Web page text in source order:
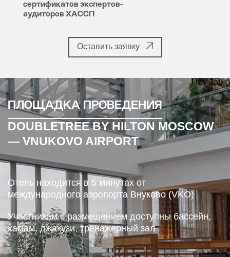
сертификатов экспертов-
аудиторов ХАССП
Оставить заявку
ПЛОЩАДКА ПРОВЕДЕНИЯ
DOUBLETREE BY HILTON MOSCOW
— VNUKOVO AIRPORT
Отель находится в 5 минутах от
международного аэропорта Внуково (VKO)
Участникам с размещением доступны бассейн,
хамам, джакузи, тренажерный зал